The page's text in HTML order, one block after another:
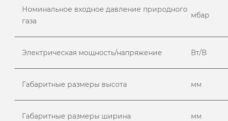
Номинальное входное давление природного
газа
мбар
Электрическая мощность/напряжение Вт/В
Габаритные размеры высота мм
Габаритные размеры ширина мм